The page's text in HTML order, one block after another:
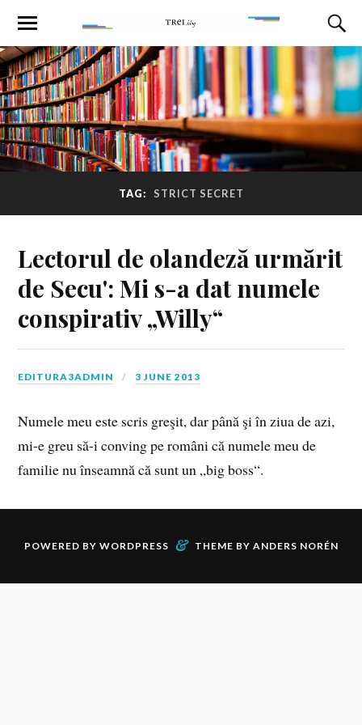
TAG: STRICT SECRET
Lectorul de olandeză urmărit
de Secu': Mi s-a dat numele
conspirativ „Willy“
EDITURA3ADMIN 3 JUNE 2013
Numele meu este scris greşit, dar până şi în ziua de azi,
mi-e greu să-i conving pe români că numele meu de
familie nu înseamnă că sunt un „big boss“.
POWERED BY WORDPRESS & THEME BY ANDERS NORÉN